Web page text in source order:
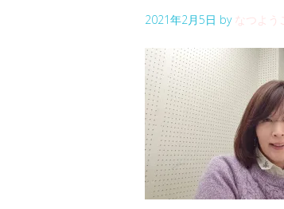
2021年2月5日 by なつようこ